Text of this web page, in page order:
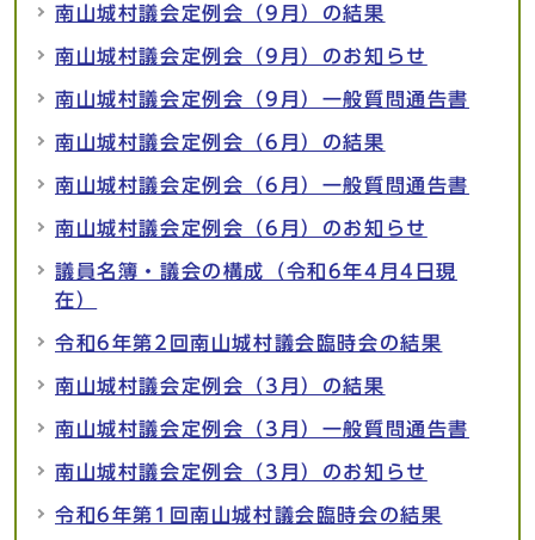
南山城村議会定例会（9月）の結果
南山城村議会定例会（9月）のお知らせ
南山城村議会定例会（9月）一般質問通告書
南山城村議会定例会（6月）の結果
南山城村議会定例会（6月）一般質問通告書
南山城村議会定例会（6月）のお知らせ
議員名簿・議会の構成（令和6年4月4日現
在）
令和6年第2回南山城村議会臨時会の結果
南山城村議会定例会（3月）の結果
南山城村議会定例会（3月）一般質問通告書
南山城村議会定例会（3月）のお知らせ
令和6年第1回南山城村議会臨時会の結果